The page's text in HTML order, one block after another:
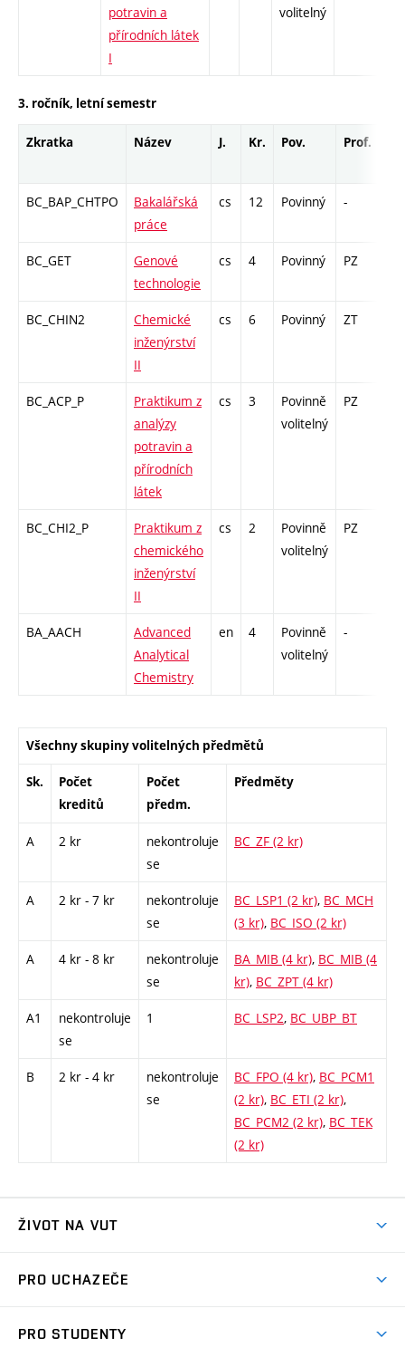
potravin a
přírodních látek
I
volitelný
3. ročník, letní semestr
Zkratka Název J. Kr. Pov. Prof.
BC_BAP_CHTPO
Bakalářská
práce
cs 12 Povinný -
BC_GET
Genové
technologie
cs 4 Povinný PZ
BC_CHIN2
Chemické
inženýrství
II
cs 6 Povinný ZT
BC_ACP_P
Praktikum z
analýzy
potravin a
přírodních
látek
cs 3
Povinně
volitelný
PZ
BC_CHI2_P
Praktikum z
chemického
inženýrství
II
cs 2
Povinně
volitelný
PZ
BA_AACH
Advanced
Analytical
Chemistry
en 4
Povinně
volitelný
-
Všechny skupiny volitelných předmětů
Sk.
Počet
kreditů
Počet
předm.
Předměty
A 2 kr
nekontroluje
se
BC_ZF (2 kr)
A 2 kr - 7 kr
nekontroluje
se
BC_LSP1 (2 kr), BC_MCH
(3 kr), BC_ISO (2 kr)
A 4 kr - 8 kr
nekontroluje
se
BA_MIB (4 kr), BC_MIB (4
kr), BC_ZPT (4 kr)
A1
nekontroluje
se
1 BC_LSP2, BC_UBP_BT
B 2 kr - 4 kr
nekontroluje
se
BC_FPO (4 kr), BC_PCM1
(2 kr), BC_ETI (2 kr),
BC_PCM2 (2 kr), BC_TEK
(2 kr)
ŽIVOT NA VUT
Koleje
PRO UCHAZEČE
PRO STUDENTY